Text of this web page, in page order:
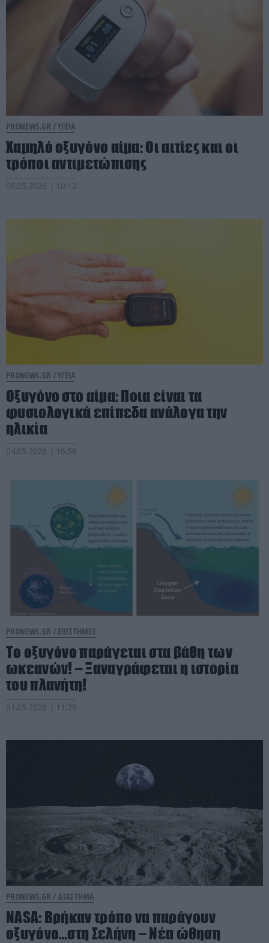
PRONEWS.GR /ΥΓΕΙΑ
Χαμηλό οξυγόνο αίμα: Οι αιτίες και οι
τρόποι αντιμετώπισης
06.05.2026 | 10:12
PRONEWS.GR /ΥΓΕΙΑ
Οξυγόνο στο αίμα: Ποια είναι τα
φυσιολογικά επίπεδα ανάλογα την
ηλικία
04.05.2026 | 16:58
PRONEWS.GR / ΕΠΙΣΤΗΜΕΣ
Το οξυγόνο παράγεται στα βάθη των
ωκεανών! – Ξαναγράφεται η ιστορία
του πλανήτη!
01.05.2026 | 11:29
PRONEWS.GR / ΔΙΑΣΤΗΜΑ
NASA: Βρήκαν τρόπο να παράγουν
οξυγόνο…στη Σελήνη – Νέα ώθηση